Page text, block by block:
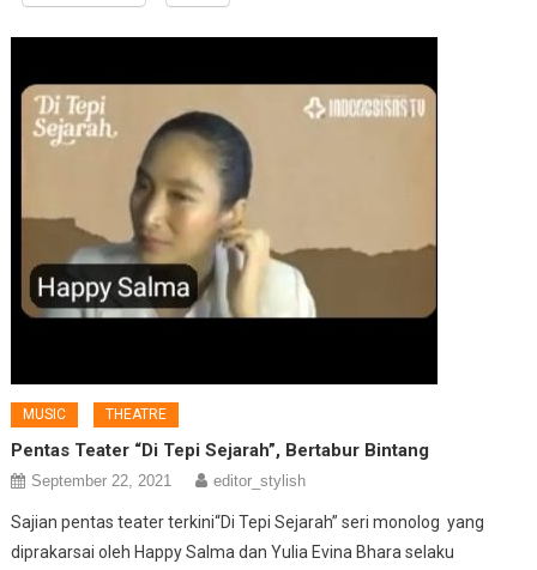
MUSIC THEATRE
Pentas Teater “Di Tepi Sejarah”, Bertabur Bintang
September 22, 2021 editor_stylish
Sajian pentas teater terkini“Di Tepi Sejarah” seri monolog yang
diprakarsai oleh Happy Salma dan Yulia Evina Bhara selaku